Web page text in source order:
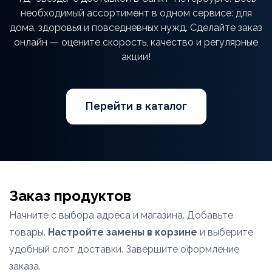
необходимый ассортимент в одном сервисе: для
дома, здоровья и повседневных нужд. Сделайте заказ
онлайн — оцените скорость, качество и регулярные
акции!
Перейти в каталог
Заказ продуктов
Начните с выбора адреса и магазина. Добавьте
товары. Настройте замены в корзине и выберите
удобный слот доставки. Завершите оформление
заказа.